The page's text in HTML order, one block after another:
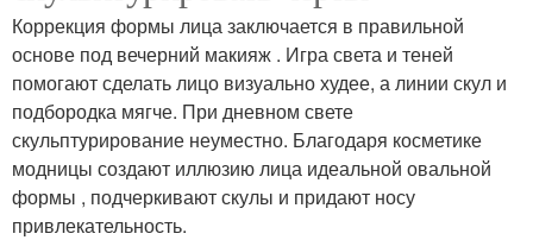
Коррекция формы лица заключается в правильной
основе под вечерний макияж . Игра света и теней
помогают сделать лицо визуально худее, а линии скул и
подбородка мягче. При дневном свете
скульптурирование неуместно. Благодаря косметике
модницы создают иллюзию лица идеальной овальной
формы , подчеркивают скулы и придают носу
привлекательность.